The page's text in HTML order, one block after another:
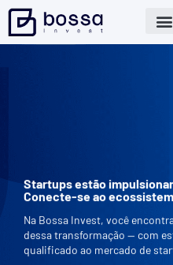
Startups estão
Conecte-se ao
Na Bossa Invest, você
dessa transformação — com
qualificado ao mercado de